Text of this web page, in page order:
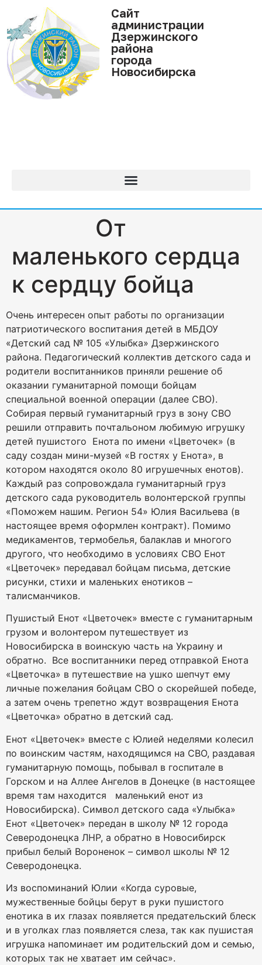
Cайт
администрации
Дзержинского
района
города
Новосибирска
От
маленького сердца
к сердцу бойца
Очень интересен опыт работы по организации
патриотического воспитания детей в МБДОУ
«Детский сад № 105 «Улыбка» Дзержинского
района. Педагогический коллектив детского сада и
родители воспитанников приняли решение об
оказании гуманитарной помощи бойцам
специальной военной операции (далее СВО).
Собирая первый гуманитарный груз в зону СВО
решили отправить почтальоном любимую игрушку
детей пушистого Енота по имени «Цветочек» (в
саду создан мини-музей «В гостях у Енота», в
котором находятся около 80 игрушечных енотов).
Каждый раз сопровождала гуманитарный груз
детского сада руководитель волонтерской группы
«Поможем нашим. Регион 54» Юлия Васильева (в
настоящее время оформлен контракт). Помимо
медикаментов, термобелья, балаклав и многого
другого, что необходимо в условиях СВО Енот
«Цветочек» передавал бойцам письма, детские
рисунки, стихи и маленьких енотиков –
талисманчиков.
Пушистый Енот «Цветочек» вместе с гуманитарным
грузом и волонтером путешествует из
Новосибирска в воинскую часть на Украину и
обратно. Все воспитанники перед отправкой Енота
«Цветочка» в путешествие на ушко шепчут ему
личные пожелания бойцам СВО о скорейшей победе,
а затем очень трепетно ждут возвращения Енота
«Цветочка» обратно в детский сад.
Енот «Цветочек» вместе с Юлией неделями колесил
по воинским частям, находящимся на СВО, раздавая
гуманитарную помощь, побывал в госпитале в
Горском и на Аллее Ангелов в Донецке (в настоящее
время там находится маленький енот из
Новосибирска). Символ детского сада «Улыбка»
Енот «Цветочек» передан в школу № 12 города
Северодонецка ЛНР, а обратно в Новосибирск
прибыл белый Вороненок – символ школы № 12
Северодонецка.
Из воспоминаний Юлии «Когда суровые,
мужественные бойцы берут в руки пушистого
енотика в их глазах появляется предательский блеск
и в уголках глаз появляется слеза, так как пушистая
игрушка напоминает им родительский дом и семью,
которых так не хватает им сейчас».